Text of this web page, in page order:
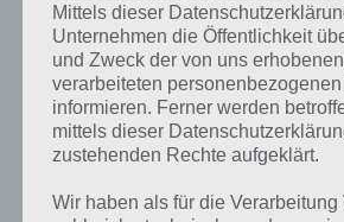
Kurze Begriffserklärung zur
Training
4 Bilder 1 Wort, doch welche Bedeutung hat
Mittels dieser
Unternehmen die Öffentlichkeit
und Zweck der von uns
verarbeiteten
informieren. Ferner werden
mittels dieser
zustehenden Rechte aufgeklärt.
Wir haben als für die